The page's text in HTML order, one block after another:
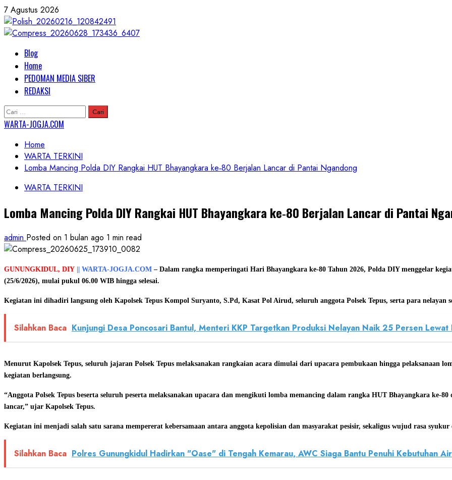
Skip
to
content
7 Agustus 2026
Primary
Menu
Blog
Home
PEDOMAN MEDIA SIBER
REDAKSI
Cari
untuk:
WARTA-JOGJA.COM
Home
WARTA TERKINI
Lomba Mancing Polda DIY Rangkai HUT Bhayangkara ke‑80 Berjalan Lancar di Pantai Ngandong
WARTA TERKINI
Lomba Mancing Polda DIY Rangkai HUT Bhayangkara ke‑80 Berjalan Lancar di Pantai
admin Posted on 1 bulan ago 1 min read
GUNUNGKIDUL, DIY || WARTA-JOGJA.COM – Dalam rangka memperingati Hari Bhayangkara ke‑80 Tahun 2026, Polda DIY menggelar
(25/6/2026), mulai pukul 06.00 WIB hingga selesai.
Kegiatan ini dihadiri langsung oleh Kapolsek Tepus Kompol Suryanto, S.Pd, Kasat Pol Airud, seluruh anggota Polsek Tepus, serta para nelayan
Silahkan Baca Kunjungi Desa Poncosari Bantul, Menteri KKP Targetkan Produksi Nelayan Naik 25 Persen
Menurut Kapolsek Tepus, seluruh jajaran Polsek Tepus melaksanakan rangkaian acara dimulai dari upacara pembukaan hingga pelaksanaan
kegiatan berlangsung.
“Anggota Polsek Tepus beserta seluruh peserta melaksanakan upacara dan mengikuti lomba memancing dalam rangka HUT Bhayangkara
lancar,” ujar Kapolsek Tepus.
Kegiatan ini menjadi salah satu sarana mempererat kebersamaan antara anggota kepolisian dan masyarakat pesisir, sekaligus wujud rasa
Silahkan Baca Polres Gunungkidul Hadirkan "Oase" di Tengah Kemarau, AWC Siaga Bantu Penuhi Kebutuhan